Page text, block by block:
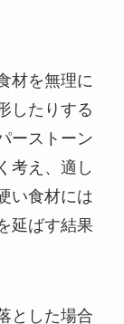
材を無理に
したりする
ーストーン
考え、適し
い食材には
延ばす結果
とした場合